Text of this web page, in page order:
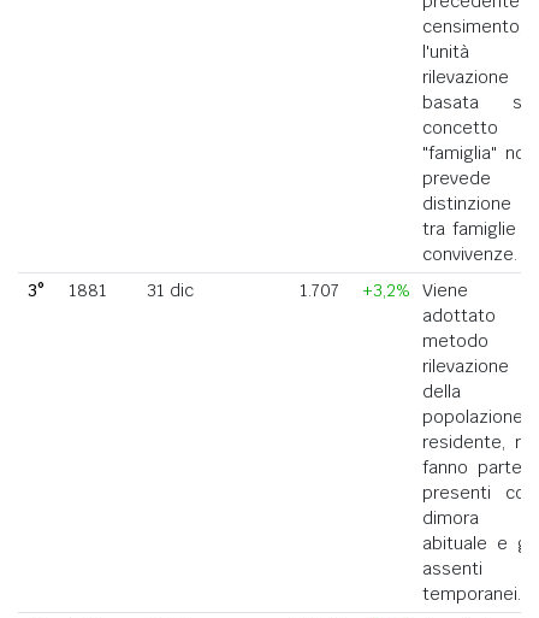
censimento,
l'unità di
rilevazione
basata sul
concetto di
"famiglia" non
prevede la
distinzione
tra famiglie e
convivenze.
3°
1881 31 dic 1.707 +3,2%
Viene
adottato il
metodo di
rilevazione
della
popolazione
residente, ne
fanno parte i
presenti con
dimora
abituale e gli
assenti
temporanei.